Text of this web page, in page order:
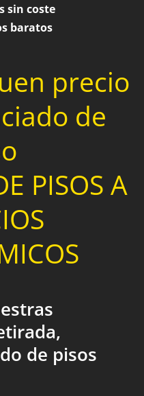
sin coste
baratos
precio
de
PISOS A
de pisos